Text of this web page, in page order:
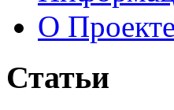
О Проекте
Статьи